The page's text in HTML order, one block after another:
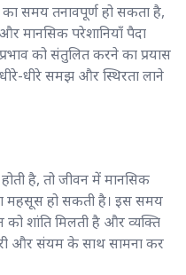
समय तनावपूर्ण हो सकता है,
मानसिक परेशानियाँ पैदा
को संतुलित करने का प्रयास
धीरे समझ और स्थिरता लाने
है, तो जीवन में मानसिक
महसूस हो सकती है। इस समय
शांति मिलती है और व्यक्ति
और संयम के साथ सामना कर